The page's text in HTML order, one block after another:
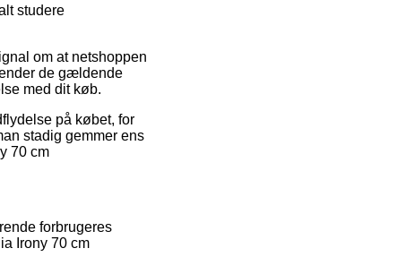
studere
om at netshoppen
de gældende
med dit køb.
på købet, for
stadig gemmer ens
70 cm
forbrugeres
Irony 70 cm